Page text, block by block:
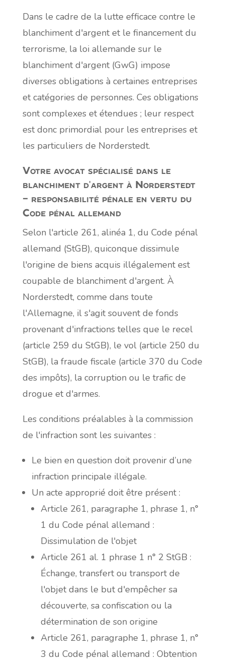
Dans le cadre de la lutte efficace contre le
blanchiment d'argent et le financement du
terrorisme, la loi allemande sur le
blanchiment d'argent (GwG) impose
diverses obligations à certaines entreprises
et catégories de personnes. Ces obligations
sont complexes et étendues ; leur respect
est donc primordial pour les entreprises et
les particuliers de Norderstedt.
Votre avocat spécialisé dans le
blanchiment d'argent à Norderstedt
– responsabilité pénale en vertu du
Code pénal allemand
Selon l'article 261, alinéa 1, du Code pénal
allemand (StGB), quiconque dissimule
l'origine de biens acquis illégalement est
coupable de blanchiment d'argent. À
Norderstedt, comme dans toute
l'Allemagne, il s'agit souvent de fonds
provenant d'infractions telles que le recel
(article 259 du StGB), le vol (article 250 du
StGB), la fraude fiscale (article 370 du Code
des impôts), la corruption ou le trafic de
drogue et d'armes.
Les conditions préalables à la commission
de l'infraction sont les suivantes :
Le bien en question doit provenir d’une
infraction principale illégale.
Un acte approprié doit être présent :
Article 261, paragraphe 1, phrase 1, n°
1 du Code pénal allemand :
Dissimulation de l'objet
Article 261 al. 1 phrase 1 n° 2 StGB :
Échange, transfert ou transport de
l'objet dans le but d'empêcher sa
découverte, sa confiscation ou la
détermination de son origine
Article 261, paragraphe 1, phrase 1, n°
3 du Code pénal allemand : Obtention